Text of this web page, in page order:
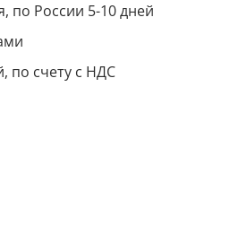
по России 5-10 дней
по счету с НДС